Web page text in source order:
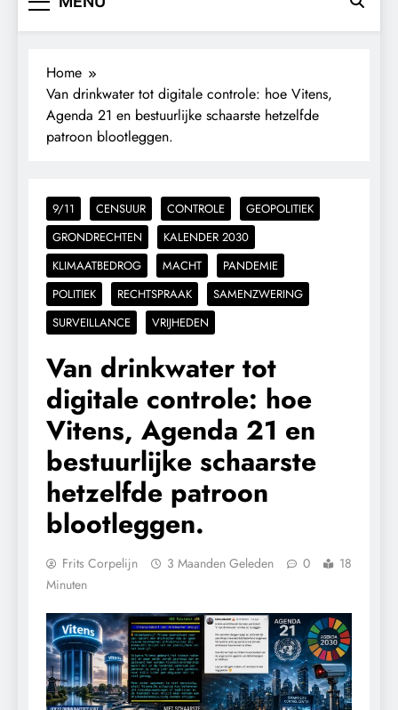
Home
Van drinkwater tot digitale controle: hoe Vitens,
Agenda 21 en bestuurlijke schaarste hetzelfde
patroon blootleggen.
9/11 CENSUUR CONTROLE
GEOPOLITIEK
GRONDRECHTEN
KALENDER 2030
KLIMAATBEDROG
MACHT
PANDEMIE
POLITIEK
RECHTSPRAAK
SAMENZWERING
SURVEILLANCE
VRIJHEDEN
Van drinkwater tot
digitale controle: hoe
Vitens, Agenda 21 en
bestuurlijke schaarste
hetzelfde patroon
blootleggen.
Frits Corpelijn 3 Maanden Geleden 0
18
Minuten